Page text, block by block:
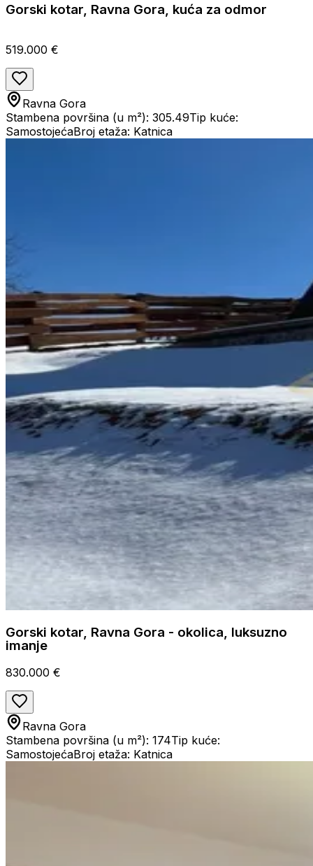
Gorski kotar, Ravna Gora, kuća za odmor
519.000 €
Ravna Gora
Stambena površina (u m²): 305.49Tip kuće:
SamostojećaBroj etaža: Katnica
Gorski kotar, Ravna Gora - okolica, luksuzno
imanje
830.000 €
Ravna Gora
Stambena površina (u m²): 174Tip kuće:
SamostojećaBroj etaža: Katnica